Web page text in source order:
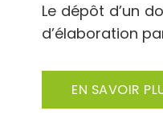
Le dépôt d’un
d’élaboration
EN SAVOIR